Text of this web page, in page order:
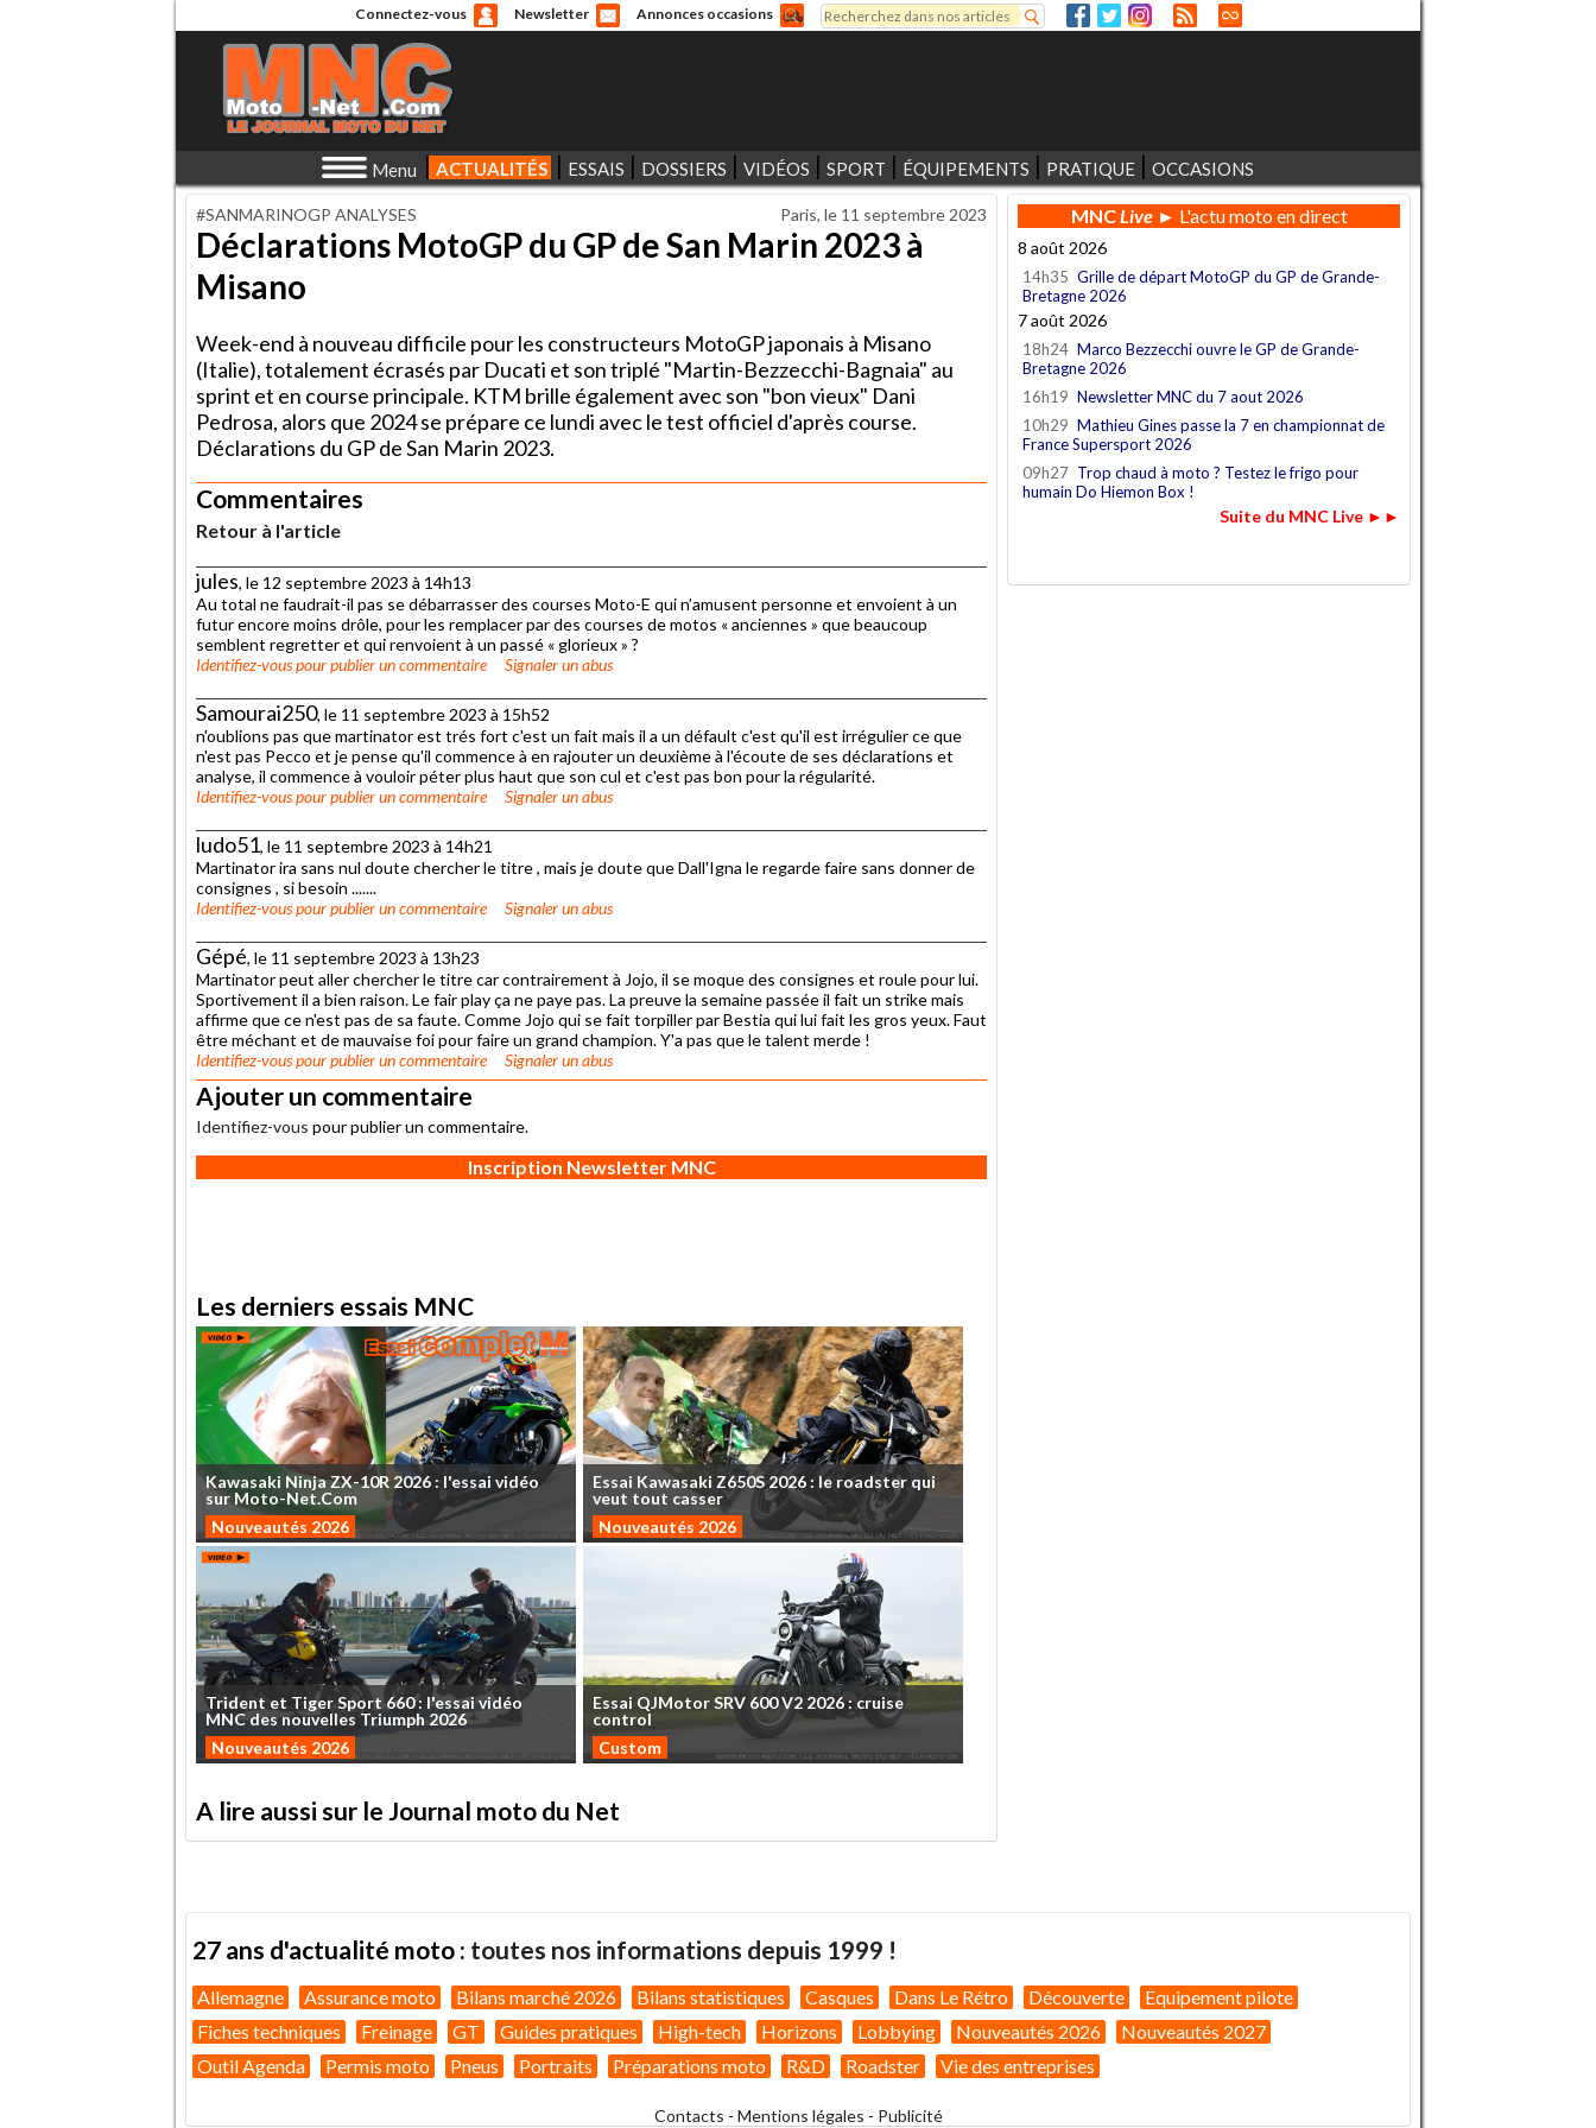
Connectez-vous Newsletter Annonces occasions
Formulaire de recherche
Rechercher
Menu ACTUALITÉS ESSAIS DOSSIERS VIDÉOS SPORT ÉQUIPEMENTS PRATIQUE OCCASIONS
#SANMARINOGP ANALYSES Paris, le 11 septembre 2023
Déclarations MotoGP du GP de San Marin 2023 à
Misano
Week-end à nouveau difficile pour les constructeurs MotoGP japonais à Misano
(Italie), totalement écrasés par Ducati et son triplé "Martin-Bezzecchi-Bagnaia" au
sprint et en course principale. KTM brille également avec son "bon vieux" Dani
Pedrosa, alors que 2024 se prépare ce lundi avec le test officiel d'après course.
Déclarations du GP de San Marin 2023.
Commentaires
Retour à l'article
jules, le 12 septembre 2023 à 14h13
Au total ne faudrait-il pas se débarrasser des courses Moto-E qui n’amusent personne et envoient à un
futur encore moins drôle, pour les remplacer par des courses de motos « anciennes » que beaucoup
semblent regretter et qui renvoient à un passé « glorieux » ?
Identifiez-vouspour publier un commentaire Signaler un abus
Samourai250, le 11 septembre 2023 à 15h52
n'oublions pas que martinator est trés fort c'est un fait mais il a un défault c'est qu'il est irrégulier ce que
n'est pas Pecco et je pense qu'il commence à en rajouter un deuxième à l'écoute de ses déclarations et
analyse, il commence à vouloir péter plus haut que son cul et c'est pas bon pour la régularité.
Identifiez-vouspour publier un commentaire Signaler un abus
ludo51, le 11 septembre 2023 à 14h21
Martinator ira sans nul doute chercher le titre , mais je doute que Dall'Igna le regarde faire sans donner de
consignes , si besoin .......
Identifiez-vouspour publier un commentaire Signaler un abus
Gépé, le 11 septembre 2023 à 13h23
Martinator peut aller chercher le titre car contrairement à Jojo, il se moque des consignes et roule pour lui.
Sportivement il a bien raison. Le fair play ça ne paye pas. La preuve la semaine passée il fait un strike mais
affirme que ce n'est pas de sa faute. Comme Jojo qui se fait torpiller par Bestia qui lui fait les gros yeux. Faut
être méchant et de mauvaise foi pour faire un grand champion. Y'a pas que le talent merde !
Identifiez-vouspour publier un commentaire Signaler un abus
Ajouter un commentaire
Identifiez-vous pour publier un commentaire.
Inscription Newsletter MNC
Les derniers essais MNC
Kawasaki NinjaZX-10R 2026 : l'essai vidéo
sur Moto-Net.Com
Nouveautés 2026
Essai Kawasaki Z650S2026: le roadster qui
veut tout casser
Nouveautés 2026
Trident et TigerSport 660: l'essaividéo
MNCdesnouvelles Triumph2026
Nouveautés 2026
Essai QJMotorSRV 600V2 2026: cruise
control
Custom
A lire aussi sur le Journal moto du Net
MNCLive► L'actu moto en direct
8 août 2026
14h35 Grille de départ MotoGP du GP de Grande-
Bretagne 2026
7 août 2026
18h24 Marco Bezzecchi ouvre le GP de Grande-
Bretagne 2026
16h19 Newsletter MNC du 7 aout 2026
10h29 Mathieu Gines passe la 7 en championnat de
France Supersport 2026
09h27 Trop chaud à moto ? Testez le frigo pour
humain Do Hiemon Box !
Suite du MNC Live ►►
27 ans d'actualité moto : toutes nos informations depuis 1999 !
Allemagne Assurance moto Bilans marché 2026 Bilans statistiques Casques Dans Le Rétro Découverte
Equipement pilote
Fiches techniques
Freinage GT Guides pratiques High-tech Horizons Lobbying Nouveautés 2026
Nouveautés 2027
Outil Agenda
Permis moto Pneus Portraits Préparations moto R&D Roadster Vie des entreprises
Contacts - Mentions légales - Publicité